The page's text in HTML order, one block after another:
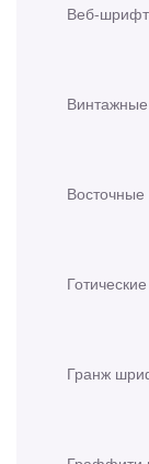
Веб-
Гранж